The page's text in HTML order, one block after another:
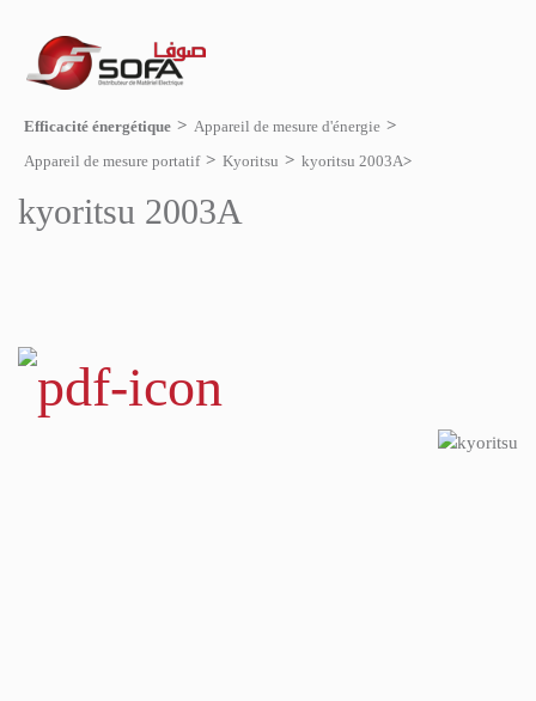
Efficacité énergétique
Appareil de mesure d'énergie
Appareil de mesure portatif
Kyoritsu kyoritsu 2003A
kyoritsu 2003A